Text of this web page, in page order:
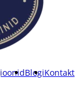
BlogiKontakt